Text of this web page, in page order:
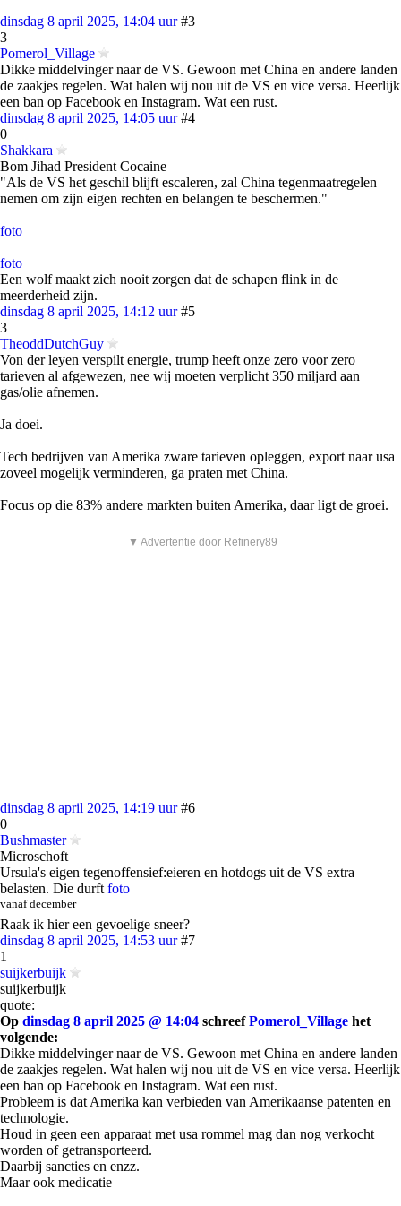
dinsdag 8 april 2025, 14:04 uur #3
3
Pomerol_Village
Dikke middelvinger naar de VS. Gewoon met China en andere landen
de zaakjes regelen. Wat halen wij nou uit de VS en vice versa. Heerlijk
een ban op Facebook en Instagram. Wat een rust.
dinsdag 8 april 2025, 14:05 uur #4
0
Shakkara
Bom Jihad President Cocaine
"Als de VS het geschil blijft escaleren, zal China tegenmaatregelen
nemen om zijn eigen rechten en belangen te beschermen."
foto
foto
Een wolf maakt zich nooit zorgen dat de schapen flink in de
meerderheid zijn.
dinsdag 8 april 2025, 14:12 uur #5
3
TheoddDutchGuy
Von der leyen verspilt energie, trump heeft onze zero voor zero
tarieven al afgewezen, nee wij moeten verplicht 350 miljard aan
gas/olie afnemen.
Ja doei.
Tech bedrijven van Amerika zware tarieven opleggen, export naar usa
zoveel mogelijk verminderen, ga praten met China.
Focus op die 83% andere markten buiten Amerika, daar ligt de groei.
▼ Advertentie door Refinery89
dinsdag 8 april 2025, 14:19 uur #6
0
Bushmaster
Microschoft
Ursula's eigen tegenoffensief:eieren en hotdogs uit de VS extra
belasten. Die durft foto
vanaf december
Raak ik hier een gevoelige sneer?
dinsdag 8 april 2025, 14:53 uur #7
1
suijkerbuijk
suijkerbuijk
quote:
Op dinsdag 8 april 2025 @ 14:04 schreefPomerol_Village het
volgende:
Dikke middelvinger naar de VS. Gewoon met China en andere landen
de zaakjes regelen. Wat halen wij nou uit de VS en vice versa. Heerlijk
een ban op Facebook en Instagram. Wat een rust.
Probleem is dat Amerika kan verbieden van Amerikaanse patenten en
technologie.
Houd in geen een apparaat met usa rommel mag dan nog verkocht
worden of getransporteerd.
Daarbij sancties en enzz.
Maar ook medicatie